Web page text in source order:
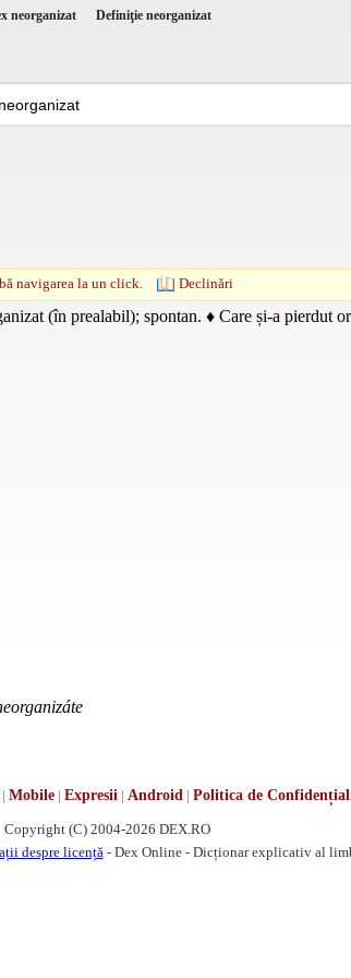
neorganizat Definiţie neorganizat
navigarea la un click. Declinări
(în prealabil); spontan. ♦ Care și-a pierdut
Mobile| Expresii | Android | Politica de
Copyright (C) 2004-2026 DEX.RO
despre licență - Dex Online - Dicționar explicativ al